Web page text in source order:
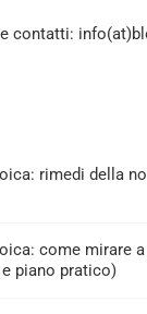
contatti:
rimedi della
come mirare a
piano pratico)